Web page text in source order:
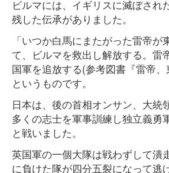
ビルマには、イギリスに滅ぼされ
残した伝承がありました。
「いつか白馬にまたがった雷帝が
て、ビルマを救出し解放する。雷
国軍を追放する(参考図書『雷帝、
というものです。
日本は、後の首相オンサン、大統
多くの志士を軍事訓練し独立義勇
と戦いました。
英国軍の一個大隊は戦わずして潰
に負けた隊が四分五裂になって逃